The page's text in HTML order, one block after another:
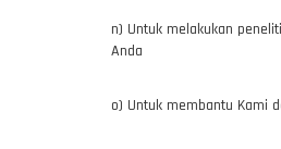
n) Untuk melakukan
Anda
o) Untuk membantu Kami